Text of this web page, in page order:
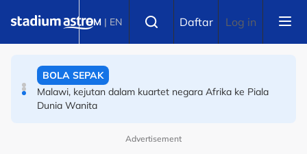
BM | EN Daftar Log in
Penghormatan dunia kepada keluarga Messi atas
BOLA SEPAK
Malawi, kejutan dalam kuartet negara Afrika ke Piala
Dunia Wanita
Advertisement